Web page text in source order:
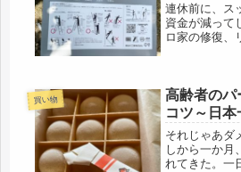
連休前に、ス
資金が減って
ロ家の修復、
も堅固になっ
買い物
高齢者のパ
コツ～日
それじゃあダ
しから一か月
れてきた。一